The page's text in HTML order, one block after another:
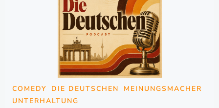
COMEDY DIE DEUTSCHEN
MEINUNGSMACHER
UNTERHALTUNG